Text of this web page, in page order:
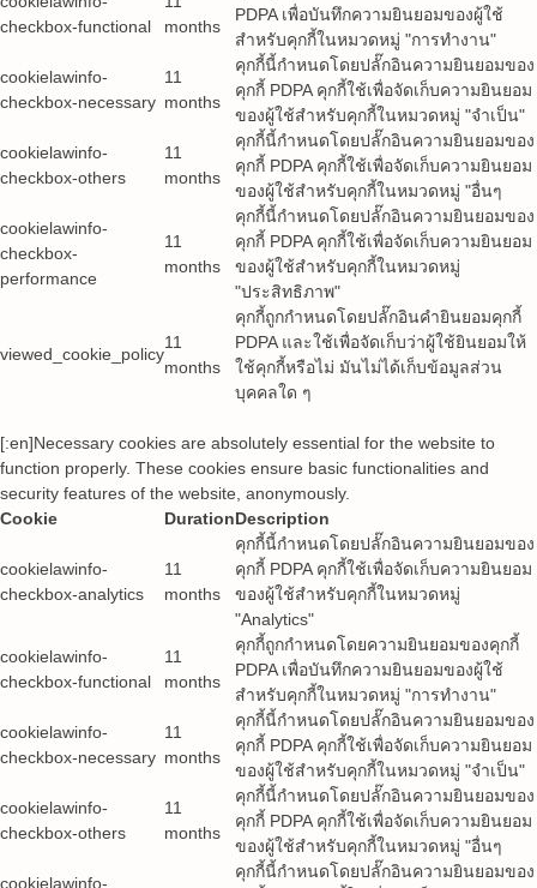
checkbox-functional
months
PDPA เพื่อบันทึกความยินยอมของผู้ใช้
สำหรับคุกกี้ในหมวดหมู่ "การทำงาน"
cookielawinfo-
checkbox-necessary
11
months
คุกกี้นี้กำหนดโดยปลั๊กอินความยินยอมของ
คุกกี้ PDPA คุกกี้ใช้เพื่อจัดเก็บความยินยอม
ของผู้ใช้สำหรับคุกกี้ในหมวดหมู่ "จำเป็น"
cookielawinfo-
checkbox-others
11
months
คุกกี้นี้กำหนดโดยปลั๊กอินความยินยอมของ
คุกกี้ PDPA คุกกี้ใช้เพื่อจัดเก็บความยินยอม
ของผู้ใช้สำหรับคุกกี้ในหมวดหมู่ "อื่นๆ
cookielawinfo-
checkbox-
performance
11
months
คุกกี้นี้กำหนดโดยปลั๊กอินความยินยอมของ
คุกกี้ PDPA คุกกี้ใช้เพื่อจัดเก็บความยินยอม
ของผู้ใช้สำหรับคุกกี้ในหมวดหมู่
"ประสิทธิภาพ"
viewed_cookie_policy
11
months
คุกกี้ถูกกำหนดโดยปลั๊กอินคำยินยอมคุกกี้
PDPA และใช้เพื่อจัดเก็บว่าผู้ใช้ยินยอมให้
ใช้คุกกี้หรือไม่ มันไม่ได้เก็บข้อมูลส่วน
บุคคลใด ๆ
[:en]Necessary cookies are absolutely essential for the website to
function properly. These cookies ensure basic functionalities and
security features of the website, anonymously.
Cookie
DurationDescription
cookielawinfo-
checkbox-analytics
11
months
คุกกี้นี้กำหนดโดยปลั๊กอินความยินยอมของ
คุกกี้ PDPA คุกกี้ใช้เพื่อจัดเก็บความยินยอม
ของผู้ใช้สำหรับคุกกี้ในหมวดหมู่
"Analytics"
cookielawinfo-
checkbox-functional
11
months
คุกกี้ถูกกำหนดโดยความยินยอมของคุกกี้
PDPA เพื่อบันทึกความยินยอมของผู้ใช้
สำหรับคุกกี้ในหมวดหมู่ "การทำงาน"
cookielawinfo-
checkbox-necessary
11
months
คุกกี้นี้กำหนดโดยปลั๊กอินความยินยอมของ
คุกกี้ PDPA คุกกี้ใช้เพื่อจัดเก็บความยินยอม
ของผู้ใช้สำหรับคุกกี้ในหมวดหมู่ "จำเป็น"
cookielawinfo-
checkbox-others
11
months
คุกกี้นี้กำหนดโดยปลั๊กอินความยินยอมของ
คุกกี้ PDPA คุกกี้ใช้เพื่อจัดเก็บความยินยอม
ของผู้ใช้สำหรับคุกกี้ในหมวดหมู่ "อื่นๆ
cookielawinfo-
คุกกี้นี้กำหนดโดยปลั๊กอินความยินยอมของ